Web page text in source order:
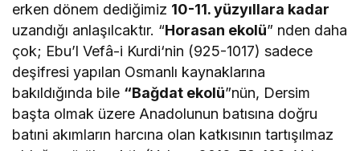
erken dönem dediğimiz 10-11. yüzyıllara kadar
uzandığı anlaşılcaktır. “Horasan ekolü” nden daha
çok; Ebu’l Vefâ-i Kurdi‘nin (925-1017) sadece
deşifresi yapılan Osmanlı kaynaklarına
bakıldığında bile “Bağdat ekolü”nün, Dersim
başta olmak üzere Anadolunun batısına doğru
batıni akımların harcına olan katkısının tartışılmaz